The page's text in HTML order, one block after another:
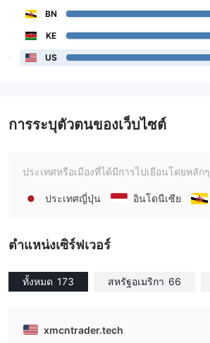
BN
KE
US
การระบุตัวตนของเว็บไซต์
ประเทศหรือเมืองที่ได้มีการไปเยือนโดยหลักๆ
ประเทศญี่ปุ่น อินโดนีเซีย
ตําแหน่งเซิร์ฟเวอร์
ทั้งหมด 173 สหรัฐอเมริกา 66
xmcntrader.tech